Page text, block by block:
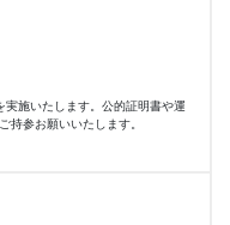
施いたします。公的証明書や運
持参お願いいたします。